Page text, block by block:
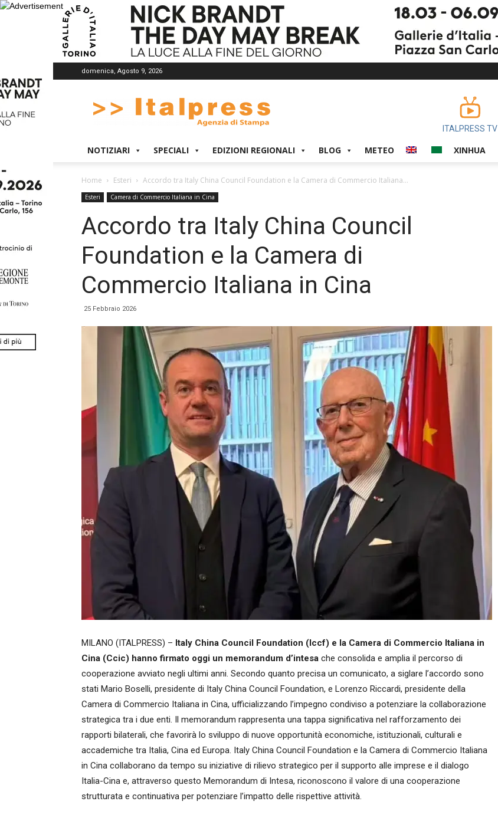
domenica, Agosto 9, 2026
ITALPRESS TV
NOTIZIARI SPECIALI EDIZIONI REGIONALI BLOG METEO XINHUA
Home Esteri Accordo tra Italy China Council Foundation e la Camera di Commercio Italiana...
Esteri Camera di Commercio Italiana in Cina
Accordo tra Italy China Council
Foundation e la Camera di
Commercio Italiana in Cina
25 Febbraio 2026
MILANO (ITALPRESS) – Italy China Council Foundation (Iccf) e la Camera di Commercio Italiana in
Cina (Ccic) hanno firmato oggi un memorandum d’intesa che consolida e amplia il percorso di
cooperazione avviato negli ultimi anni. Secondo quanto precisa un comunicato, a siglare l’accordo sono
stati Mario Boselli, presidente di Italy China Council Foundation, e Lorenzo Riccardi, presidente della
Camera di Commercio Italiana in Cina, ufficializzando l’impegno condiviso a potenziare la collaborazione
strategica tra i due enti. Il memorandum rappresenta una tappa significativa nel rafforzamento dei
rapporti bilaterali, che favorirà lo sviluppo di nuove opportunità economiche, istituzionali, culturali e
accademiche tra Italia, Cina ed Europa. Italy China Council Foundation e la Camera di Commercio Italiana
in Cina collaborano da tempo su iniziative di rilievo strategico per il supporto alle imprese e il dialogo
Italia-Cina e, attraverso questo Memorandum di Intesa, riconoscono il valore di una cooperazione
strutturata e continuativa per potenziare l’impatto delle rispettive attività.